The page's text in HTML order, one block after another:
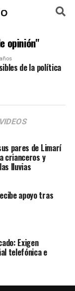
opinión"
de la política
VIDEOS
pares de Limarí
crianceros y
lluvias
apoyo tras
Exigen
telefónica e